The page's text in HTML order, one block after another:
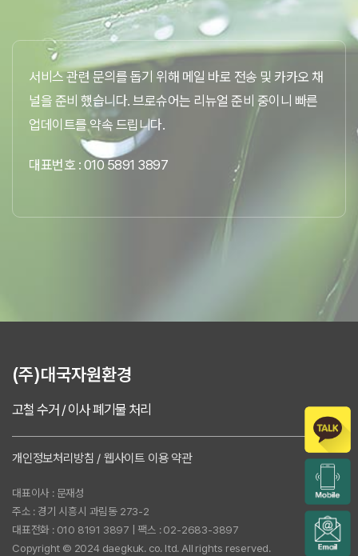
서비스 관련 문의를 돕기 위해 메일 바로 전송 및 카카오 채
널을 준비 했습니다. 브로슈어는 리뉴얼 준비 중이니 빠른
업데이트를 약속 드립니다.
대표번호 : 010 5891 3897
(주)대국자원환경
고철 수거 / 이사 폐기물 처리
개인정보처리방침 / 웹사이트 이용 약관
대표이사 : 문재성
주소 : 경기 시흥시 과림동 273-2
대표전화 : 010 8191 3897 | 팩스 : 02-2683-3897
Copyright © 2024 daegkuk. co. ltd. All rights reserved.